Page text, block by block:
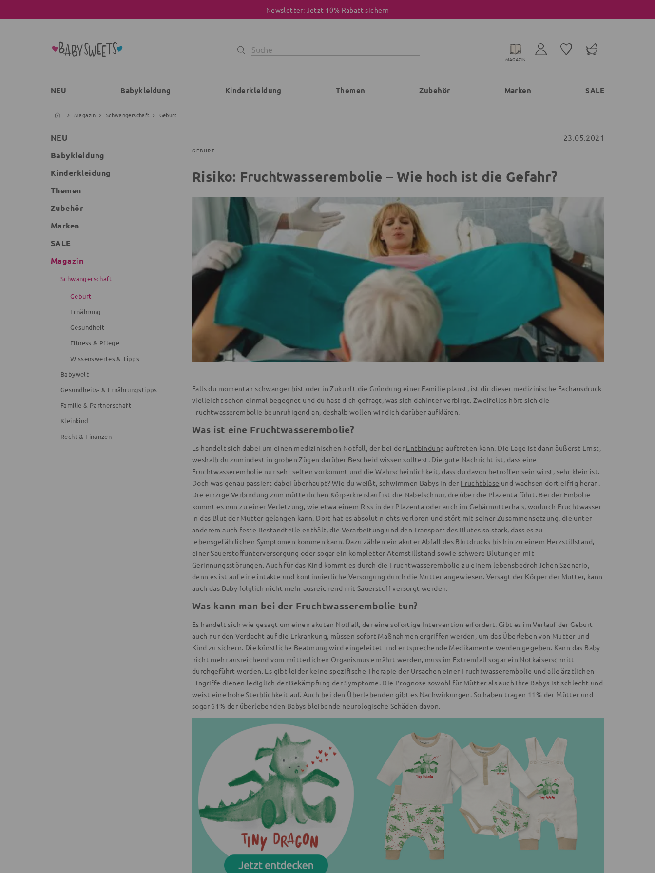
Newsletter: Jetzt 10% Rabatt sichern
MAGAZIN
NEU Babykleidung Kinderkleidung Themen Zubehör Marken SALE
Magazin Schwangerschaft Geburt
NEU
Babykleidung
Kinderkleidung
Themen
Zubehör
Marken
SALE
Magazin
Schwangerschaft
Geburt
Ernährung
Gesundheit
Fitness & Pflege
Wissenswertes & Tipps
Babywelt
Gesundheits- & Ernährungstipps
Familie & Partnerschaft
Kleinkind
Recht & Finanzen
23.05.2021
GEBURT
Risiko: Fruchtwasserembolie – Wie hoch ist die Gefahr?
Falls du momentan schwanger bist oder in Zukunft die Gründung einer Familie planst, ist dir dieser medizinische Fachausdruck
vielleicht schon einmal begegnet und du hast dich gefragt, was sich dahinter verbirgt. Zweifellos hört sich die
Fruchtwasserembolie beunruhigend an, deshalb wollen wir dich darüber aufklären.
Was ist eine Fruchtwasserembolie?
Es handelt sich dabei um einen medizinischen Notfall, der bei der Entbindung auftreten kann. Die Lage ist dann äußerst Ernst,
weshalb du zumindest in groben Zügen darüber Bescheid wissen solltest. Die gute Nachricht ist, dass eine
Fruchtwasserembolie nur sehr selten vorkommt und die Wahrscheinlichkeit, dass du davon betroffen sein wirst, sehr klein ist.
Doch was genau passiert dabei überhaupt? Wie du weißt, schwimmen Babys in der Fruchtblase und wachsen dort eifrig heran.
Die einzige Verbindung zum mütterlichen Körperkreislauf ist die Nabelschnur, die über die Plazenta führt. Bei der Embolie
kommt es nun zu einer Verletzung, wie etwa einem Riss in der Plazenta oder auch im Gebärmutterhals, wodurch Fruchtwasser
in das Blut der Mutter gelangen kann. Dort hat es absolut nichts verloren und stört mit seiner Zusammensetzung, die unter
anderem auch feste Bestandteile enthält, die Verarbeitung und den Transport des Blutes so stark, dass es zu
lebensgefährlichen Symptomen kommen kann. Dazu zählen ein akuter Abfall des Blutdrucks bis hin zu einem Herzstillstand,
einer Sauerstoffunterversorgung oder sogar ein kompletter Atemstillstand sowie schwere Blutungen mit
Gerinnungsstörungen. Auch für das Kind kommt es durch die Fruchtwasserembolie zu einem lebensbedrohlichen Szenario,
denn es ist auf eine intakte und kontinuierliche Versorgung durch die Mutter angewiesen. Versagt der Körper der Mutter, kann
auch das Baby folglich nicht mehr ausreichend mit Sauerstoff versorgt werden.
Was kann man bei der Fruchtwasserembolie tun?
Es handelt sich wie gesagt um einen akuten Notfall, der eine sofortige Intervention erfordert. Gibt es im Verlauf der Geburt
auch nur den Verdacht auf die Erkrankung, müssen sofort Maßnahmen ergriffen werden, um das Überleben von Mutter und
Kind zu sichern. Die künstliche Beatmung wird eingeleitet und entsprechende Medikamentewerden gegeben. Kann das Baby
nicht mehr ausreichend vom mütterlichen Organismus ernährt werden, muss im Extremfall sogar ein Notkaiserschnitt
durchgeführt werden. Es gibt leider keine spezifische Therapie der Ursachen einer Fruchtwasserembolie und alle ärztlichen
Eingriffe dienen lediglich der Bekämpfung der Symptome. Die Prognose sowohl für Mütter als auch ihre Babys ist schlecht und
weist eine hohe Sterblichkeit auf. Auch bei den Überlebenden gibt es Nachwirkungen. So haben tragen 11% der Mütter und
sogar 61% der überlebenden Babys bleibende neurologische Schäden davon.